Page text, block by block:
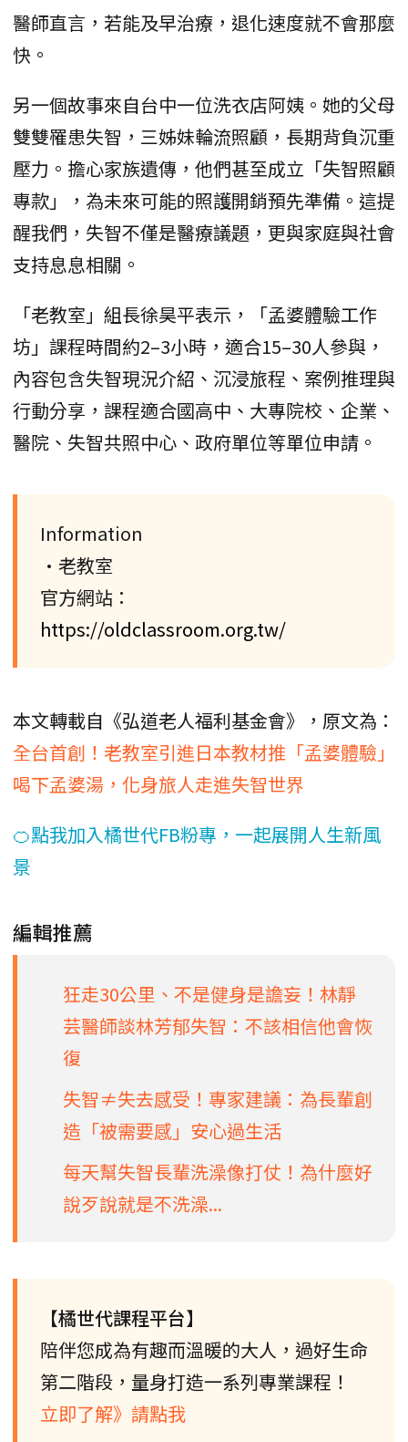
醫師直言，若能及早治療，退化速度就不會那麼
快。
另一個故事來自台中一位洗衣店阿姨。她的父母
雙雙罹患失智，三姊妹輪流照顧，長期背負沉重
壓力。擔心家族遺傳，他們甚至成立「失智照顧
專款」，為未來可能的照護開銷預先準備。這提
醒我們，失智不僅是醫療議題，更與家庭與社會
支持息息相關。
「老教室」組長徐昊平表示，「孟婆體驗工作
坊」課程時間約2–3小時，適合15–30人參與，
內容包含失智現況介紹、沉浸旅程、案例推理與
行動分享，課程適合國高中、大專院校、企業、
醫院、失智共照中心、政府單位等單位申請。
Information
•老教室
官方網站：
https://oldclassroom.org.tw/
本文轉載自《弘道老人福利基金會》，原文為：
全台首創！老教室引進日本教材推「孟婆體驗」
喝下孟婆湯，化身旅人走進失智世界
🍊點我加入橘世代FB粉專，一起展開人生新風
景
編輯推薦
狂走30公里、不是健身是譫妄！林靜
芸醫師談林芳郁失智：不該相信他會恢
復
失智≠失去感受！專家建議：為長輩創
造「被需要感」安心過生活
每天幫失智長輩洗澡像打仗！為什麼好
說歹說就是不洗澡...
【橘世代課程平台】
陪伴您成為有趣而溫暖的大人，過好生命
第二階段，量身打造一系列專業課程！
立即了解》請點我